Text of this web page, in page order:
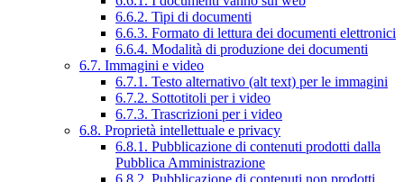
6.6.2. Tipi di documenti
6.6.3. Formato di lettura dei documenti elettronici
6.6.4. Modalità di produzione dei documenti
6.7. Immagini e video
6.7.1. Testo alternativo (alt text) per le immagini
6.7.2. Sottotitoli per i video
6.7.3. Trascrizioni per i video
6.8. Proprietà intellettuale e privacy
6.8.1. Pubblicazione di contenuti prodotti dalla
Pubblica Amministrazione
6.8.2. Pubblicazione di contenuti non prodotti